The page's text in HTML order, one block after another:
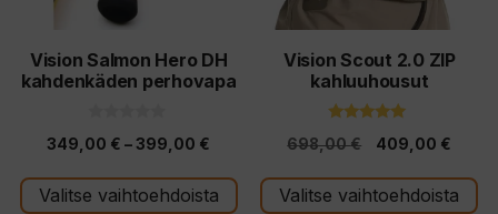
Vision Salmon Hero DH
kahdenkäden perhovapa
5
s
t
ä
349,00 € – 399,00 € Hintaluokka:
-
Valitse vaihtoehdoista
tuotteen
sivulla.
Vision Scout 2.0 ZIP
kahluuhousut
5:stä
698,00€
Alkuperäinen
oli:
409,00 €
on:
Valitse vaihtoehdoista
valinnat
tuotteen
sivulla.